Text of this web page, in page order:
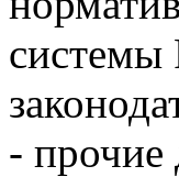
- прочие